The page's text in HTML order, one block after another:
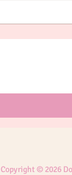
Copyright © 2026